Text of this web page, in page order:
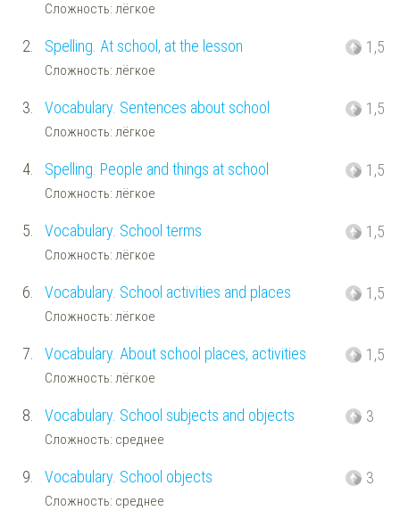
Сложность: лёгкое
2. Spelling. At school, at the lesson
Сложность: лёгкое
1,5
3. Vocabulary. Sentences about school
Сложность: лёгкое
1,5
4. Spelling. People and things at school
Сложность: лёгкое
1,5
5. Vocabulary. School terms
Сложность: лёгкое
1,5
6. Vocabulary. School activities and places
Сложность: лёгкое
1,5
7. Vocabulary. About school places, activities
Сложность: лёгкое
1,5
8. Vocabulary. School subjects and objects
Сложность: среднее
3
9. Vocabulary. School objects
Сложность: среднее
3